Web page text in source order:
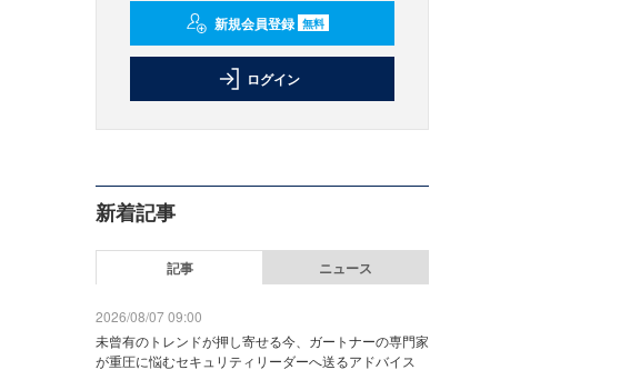
新規会員登録 無料
ログイン
新着記事
記事 ニュース
2026/08/07 09:00
未曾有のトレンドが押し寄せる今、ガートナーの専門家
が重圧に悩むセキュリティリーダーへ送るアドバイス